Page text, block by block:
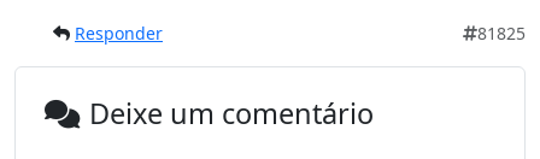
Responder 81825
Deixe um comentário